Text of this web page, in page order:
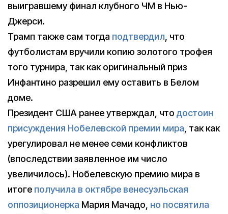
выигравшему финал клубного ЧМ в Нью-
Джерси.
Трамп также сам тогда подтвердил, что
футболистам вручили копию золотого трофея
того турнира, так как оригинальный приз
Инфантино разрешил ему оставить в Белом
доме.
Президент США ранее утверждал, что достоин
присуждения Нобелевской премии мира, так как
урегулировал не менее семи конфликтов
(впоследствии заявленное им число
увеличилось). Нобелевскую премию мира в
итоге получила в октябре венесуэльская
оппозиционерка Мария Мачадо, но посвятила